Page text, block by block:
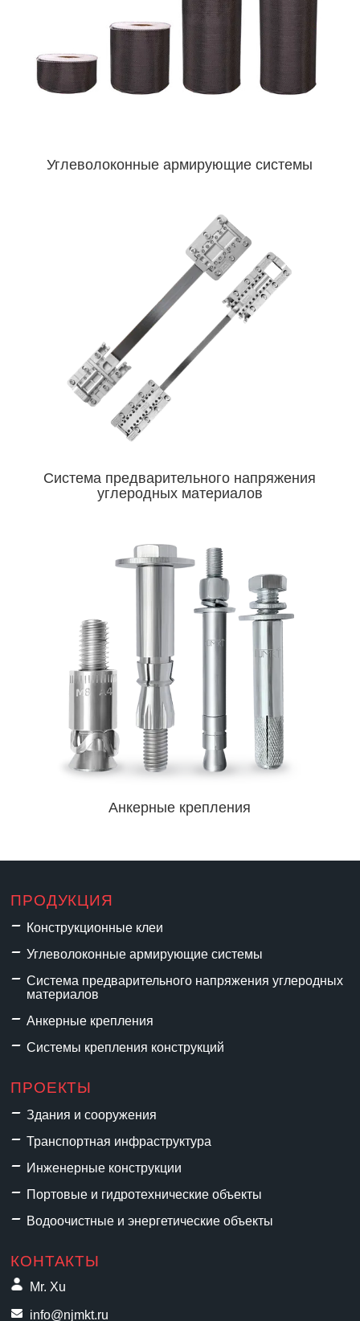
Углеволоконные армирующие системы
Система предварительного напряжения
углеродных материалов
Анкерные крепления
ПРОДУКЦИЯ
Конструкционные клеи
Углеволоконные армирующие системы
Система предварительного напряжения углеродных
материалов
Анкерные крепления
Системы крепления конструкций
ПРОЕКТЫ
Здания и сооружения
Транспортная инфраструктура
Инженерные конструкции
Портовые и гидротехнические объекты
Водоочистные и энергетические объекты
КОНТАКТЫ
Mr. Xu
info@njmkt.ru